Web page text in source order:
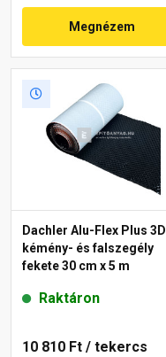
Megnézem
Dachler Alu-Flex Plus 3D
kémény- és falszegély
fekete 30 cm x 5 m
Raktáron
10 810 Ft / tekercs